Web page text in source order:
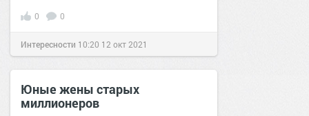
0 0
Интересности 10:20 12 окт 2021
Юные жены старых
миллионеров